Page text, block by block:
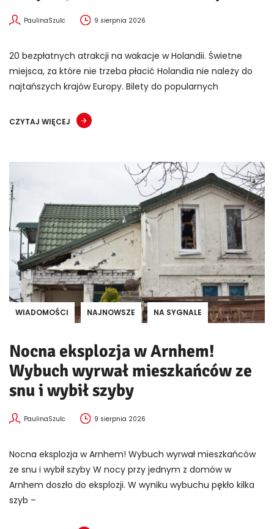
PaulinaSzulc 9 sierpnia 2026
20 bezpłatnych atrakcji na wakacje w Holandii. Świetne
miejsca, za które nie trzeba płacić Holandia nie należy do
najtańszych krajów Europy. Bilety do popularnych
CZYTAJ WIĘCEJ
WIADOMOŚCI NAJNOWSZE NA SYGNALE
Nocna eksplozja w Arnhem!
Wybuch wyrwał mieszkańców ze
snu i wybił szyby
PaulinaSzulc 9 sierpnia 2026
Nocna eksplozja w Arnhem! Wybuch wyrwał mieszkańców
ze snu i wybił szyby W nocy przy jednym z domów w
Arnhem doszło do eksplozji. W wyniku wybuchu pękło kilka
szyb –